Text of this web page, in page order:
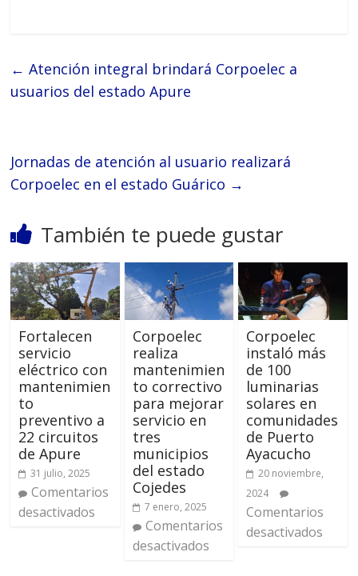
← Atención integral brindará Corpoelec a
usuarios del estado Apure
Jornadas de atención al usuario realizará
Corpoelec en el estado Guárico →
También te puede gustar
Fortalecen
servicio
eléctrico con
mantenimien
to
preventivo a
22 circuitos
de Apure
31 julio, 2025
Comentarios
desactivados
Corpoelec
realiza
mantenimien
to correctivo
para mejorar
servicio en
tres
municipios
del estado
Cojedes
7 enero, 2025
Comentarios
desactivados
Corpoelec
instaló más
de 100
luminarias
solares en
comunidades
de Puerto
Ayacucho
20 noviembre,
2024
Comentarios
desactivados